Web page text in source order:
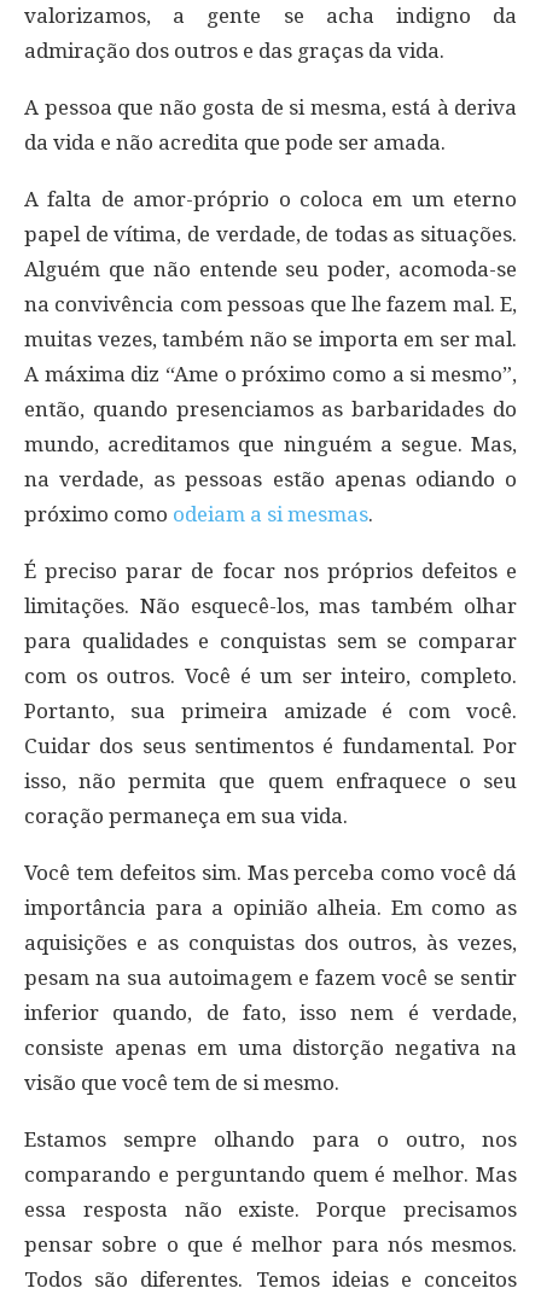
valorizamos, a gente se acha indigno da
admiração dos outros e das graças da vida.
A pessoa que não gosta de si mesma, está à deriva
da vida e não acredita que pode ser amada.
A falta de amor-próprio o coloca em um eterno
papel de vítima, de verdade, de todas as situações.
Alguém que não entende seu poder, acomoda-se
na convivência com pessoas que lhe fazem mal. E,
muitas vezes, também não se importa em ser mal.
A máxima diz “Ame o próximo como a si mesmo”,
então, quando presenciamos as barbaridades do
mundo, acreditamos que ninguém a segue. Mas,
na verdade, as pessoas estão apenas odiando o
próximo como odeiam a si mesmas.
É preciso parar de focar nos próprios defeitos e
limitações. Não esquecê-los, mas também olhar
para qualidades e conquistas sem se comparar
com os outros. Você é um ser inteiro, completo.
Portanto, sua primeira amizade é com você.
Cuidar dos seus sentimentos é fundamental. Por
isso, não permita que quem enfraquece o seu
coração permaneça em sua vida.
Você tem defeitos sim. Mas perceba como você dá
importância para a opinião alheia. Em como as
aquisições e as conquistas dos outros, às vezes,
pesam na sua autoimagem e fazem você se sentir
inferior quando, de fato, isso nem é verdade,
consiste apenas em uma distorção negativa na
visão que você tem de si mesmo.
Estamos sempre olhando para o outro, nos
comparando e perguntando quem é melhor. Mas
essa resposta não existe. Porque precisamos
pensar sobre o que é melhor para nós mesmos.
Todos são diferentes. Temos ideias e conceitos